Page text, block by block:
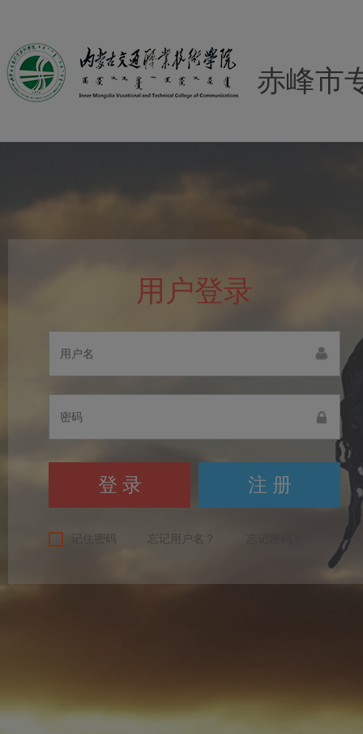
赤峰市
用户登录
注 册
记住密码 忘记用户名？